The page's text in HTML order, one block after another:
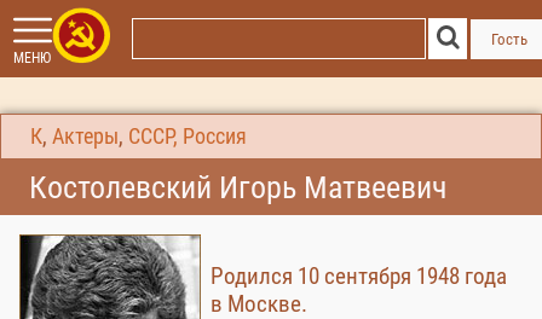
МЕНЮ
Гость
К, Актеры, СССР, Россия
Костолевский Игорь Матвеевич
Родился 10 сентября 1948 года
в Москве.